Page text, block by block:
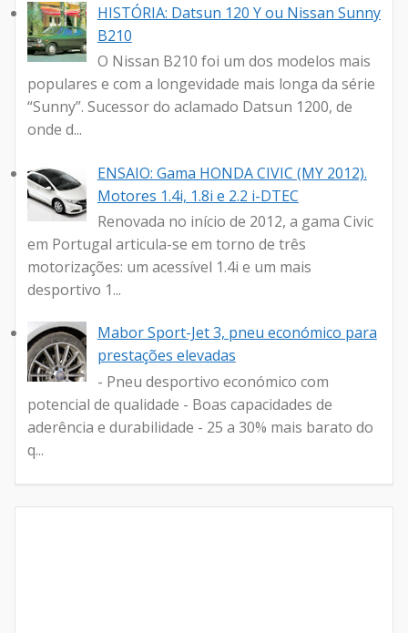
HISTÓRIA: Datsun 120 Y ou Nissan Sunny
B210
O Nissan B210 foi um dos modelos mais
populares e com a longevidade mais longa da série
“Sunny”. Sucessor do aclamado Datsun 1200, de
onde d...
ENSAIO: Gama HONDA CIVIC (MY 2012).
Motores 1.4i, 1.8i e 2.2 i-DTEC
Renovada no início de 2012, a gama Civic
em Portugal articula-se em torno de três
motorizações: um acessível 1.4i e um mais
desportivo 1...
Mabor Sport-Jet 3, pneu económico para
prestações elevadas
- Pneu desportivo económico com
potencial de qualidade - Boas capacidades de
aderência e durabilidade - 25 a 30% mais barato do
q...